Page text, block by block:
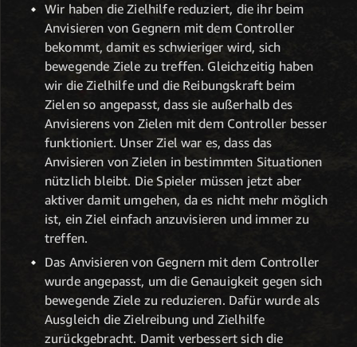
Wir haben die Zielhilfe reduziert, die ihr beim
Anvisieren von Gegnern mit dem Controller
bekommt, damit es schwieriger wird, sich
bewegende Ziele zu treffen. Gleichzeitig haben
wir die Zielhilfe und die Reibungskraft beim
Zielen so angepasst, dass sie außerhalb des
Anvisierens von Zielen mit dem Controller besser
funktioniert. Unser Ziel war es, dass das
Anvisieren von Zielen in bestimmten Situationen
nützlich bleibt. Die Spieler müssen jetzt aber
aktiver damit umgehen, da es nicht mehr möglich
ist, ein Ziel einfach anzuvisieren und immer zu
treffen.
Das Anvisieren von Gegnern mit dem Controller
wurde angepasst, um die Genauigkeit gegen sich
bewegende Ziele zu reduzieren. Dafür wurde als
Ausgleich die Zielreibung und Zielhilfe
zurückgebracht. Damit verbessert sich die